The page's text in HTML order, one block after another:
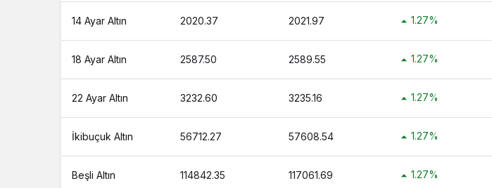
14 Ayar Altın 2020.37 2021.97 1.27%
18 Ayar Altın 2587.50 2589.55 1.27%
22 Ayar Altın 3232.60 3235.16 1.27%
İkibuçuk Altın 56712.27 57608.54 1.27%
Beşli Altın 114842.35 117061.69 1.27%